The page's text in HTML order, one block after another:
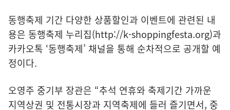
동행축제 기간 다양한 상품할인과 이벤트에 관련된 내
용은 동행축제 누리집(http://k-shoppingfesta.org)과
카카오톡 ‘동행축제’ 채널을 통해 순차적으로 공개할 예
정이다.
오영주 중기부 장관은 “추석 연휴와 축제기간 가까운
지역상권 및 전통시장과 지역축제에 들러 즐기면서, 중